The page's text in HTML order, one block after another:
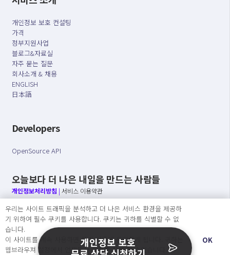
개인정보 보호 컨설팅
가격
정부지원사업
블로그&자료실
자주 묻는 질문
회사소개 & 채용
ENGLISH
日本語
Developers
OpenSource API
오늘보다 더 나은 내일을 만드는 사람들
개인정보처리방침 | 서비스 이용약관
○ 개인정보보호 컴플라이언스를 선도하겠습니다.
○ 정보주체의 권리를 보장하겠습니다.
○ 기업의 개인정보보호를 위한 효율적 관리를 보장하겠습니다.
우리는 사이트 트래픽을 분석하고 더 나은 서비스 환경을 제공하
기 위하여 필수 쿠키를 사용합니다. 쿠키는 귀하를 식별할 수 없
습니다.
이 사이트를 계속 사용하면 쿠키 사용에 동의하게 됩니다. 귀하는
웹브라우져 설정에서 언제든지 쿠키를 삭제 할 수있습니다.
OK
개인정보 보호